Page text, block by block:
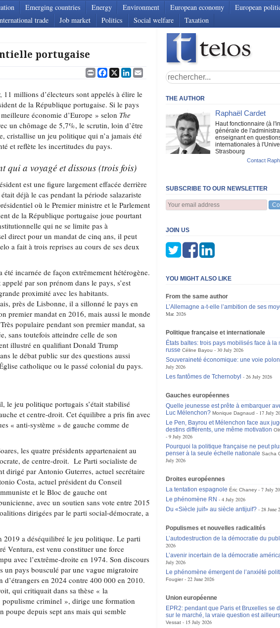
Emerging countries Energy Environment European economy
European
trade Job market Politics Social welfare Taxation
portugaise
PrintFacebook
X LinkedIn
Email
11 millions d’électeurs sont appelés à élire le
de la République portugaise. Si le pays
économie d’Europe » selon The
un chômage de 5,7%, le scrutin, loin d’être
cristallise un jeu politique qui n’a jamais été
et reflète les incertitudes du pays.
qui a voyagé et dissous (trois fois)
est une figure largement effacée derrière
déjà le cas pendant la période salazariste
où le Premier ministre et le Parlement
de la République portugaise joue pourtant
qui ne se limite pas à
direct pour un mandat de cinq ans, il peut
a fait à trois reprises au cours de ses deux
incarnée de façon extrêmement hétérogène.
par son prénom dans le pays, s’est
proximité avec les habitants.
près de Lisbonne, il a sillonné le pays en
premier mandat en 2016, mais aussi le monde
populaire pendant son premier mandat, sa
sans toutefois atteindre celle de son
illustré en qualifiant Donald Trump
le débat public sur des questions aussi
catholique ou le passé colonial du pays.
le jeu politique portugais s’était stabilisé
et centre-droit. Cet équilibre a pris fin avec
« anti-système » de gauche comme de
les quatre présidents appartenaient au
de centre-droit. Le Parti socialiste de
dirigé par Antonio Guterres, actuel secrétaire
Costa, actuel président du Conseil
et le Bloc de gauche ont
avec un soutien sans vote entre 2015
dirigées par le parti social-démocrate, a
2019 a déséquilibré le jeu politique. Le parti
Ventura, est venu constituer une force
avec l’extrême-droite en 1974. Son discours
un pays bousculé par une vague migratoire
en 2024 contre 400 000 en 2010.
qui critiquait dans sa thèse « la
criminel », dirige une formation
poupe depuis sept ans mais qui semble
THE AUTHOR
Raphaël Cardet
Haut fonctionnaire (à
générale de
enseignant en
internationales à
Strasbourg
Contact
SUBSCRIBE TO OUR NEWSLETTER
JOIN US
YOU MIGHT ALSO LIKE
From the same author
L’Allemagne a-t-elle l’ambition de ses
Mar. 2026
Politique française et internationale
États baltes: trois pays mobilisés face à la
russe Céline Bayou
30 July 2026
Souveraineté économique: une voie
July 2026
Les fantômes de Tchernobyl
26 July 2026
Gauches européennes
Quelle jeunesse est prête à embarquer
Luc Mélenchon? Monique Dagnaud
17 July
Le Pen, Bayrou et Mélenchon face aux
destins différents, une même motivation
9 July 2026
Pourquoi la politique française ne peut
penser à la seule échelle nationale Sacha
July 2026
Droites européennes
La tentation espagnole Éric Chaney
7 July
Le phénomène RN
4 July 2026
Du «Siècle juif» au siècle antijuif?
28 June
Populismes et nouvelles radicalités
L’autodestruction de la démocratie du
2026
L’avenir incertain de la démocratie
July 2026
Le phénomène émergent de l’anxiété
Fougier
22 June 2026
Union européenne
EPR2: pendant que Paris et Bruxelles se
sur le marché, la vraie question est ailleurs
Vessat
15 July 2026